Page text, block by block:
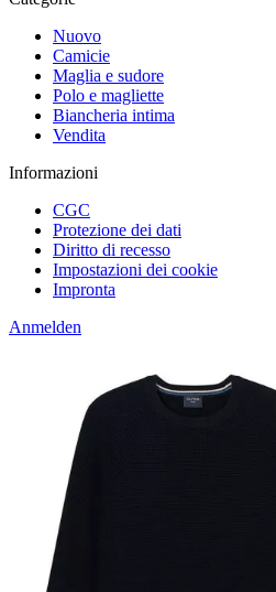
Nuovo
Camicie
Maglia e sudore
Polo e magliette
Biancheria intima
Vendita
Informazioni
CGC
Protezione dei dati
Diritto di recesso
Impostazioni dei cookie
Impronta
Anmelden